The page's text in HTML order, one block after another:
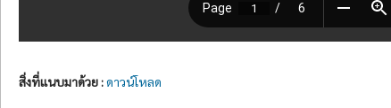
สิ่งที่แนบมาด้วย :ดาวน์โหลด